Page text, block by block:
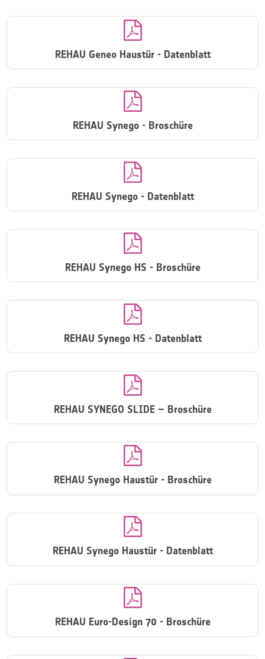

REHAU Geneo Haustür - Datenblatt

REHAU Synego - Broschüre

REHAU Synego - Datenblatt

REHAU Synego HS - Broschüre

REHAU Synego HS - Datenblatt

REHAU SYNEGO SLIDE – Broschüre

REHAU Synego Haustür - Broschüre

REHAU Synego Haustür - Datenblatt

REHAU Euro-Design 70 - Broschüre